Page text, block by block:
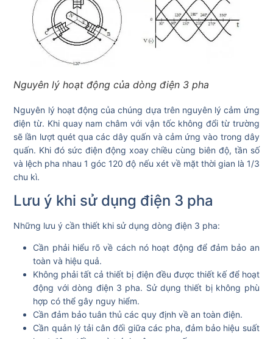
Nguyên lý hoạt động của dòng điện 3 pha
Nguyên lý hoạt động của chúng dựa trên nguyên lý cảm ứng
điện từ. Khi quay nam châm với vận tốc không đổi từ trường
sẽ lần lượt quét qua các dây quấn và cảm ứng vào trong dây
quấn. Khi đó sức điện động xoay chiều cùng biên độ, tần số
và lệch pha nhau 1 góc 120 độ nếu xét về mặt thời gian là 1/3
chu kì.
Lưu ý khi sử dụng điện 3 pha
Những lưu ý cần thiết khi sử dụng dòng điện 3 pha:
Cần phải hiểu rõ về cách nó hoạt động để đảm bảo an
toàn và hiệu quả.
Không phải tất cả thiết bị điện đều được thiết kế để hoạt
động với dòng điện 3 pha. Sử dụng thiết bị không phù
hợp có thể gây nguy hiểm.
Cần đảm bảo tuân thủ các quy định về an toàn điện.
Cần quản lý tải cân đối giữa các pha, đảm bảo hiệu suất